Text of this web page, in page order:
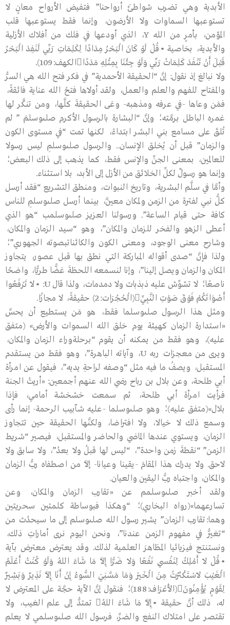
الأبدية وهي تضرب شواطئَ أرواحنا” فتفيض الأرواح معانٍ لا
تستوعبها السماوات ولا الأرضون، وإنما فقط يستوعبها قلب
المؤمن، بأمرٍ من الله Y، الذي أودعها في فلك من أفلاك الأزلية
والأبدية، بخاصية •قُلْ لَوْ كَانَ الْبَحْرُ مِدَادًا لِكَلِمَاتِ رَبِّي لَنَفِدَ الْبَحْرُ
قَبْلَ أَنْ تَنْفَدَ كَلِمَاتُ رَبِّي وَلَوْ جِئْنَا بِمِثْلِهِ مَدَدًاالكهف:109).
ولا نبالغ إذ نقول: إنَّ “الحقيقة الأحمدية” في فكر فتح الله هي السرُّ
والمفتاح للفهم والعلم والعمل، ولقد أولاها فتحُ الله عناية فائقةً،
فمَن وعاها -في عرفه ومذهبه- وعَى الحقيقةَ كلَّها، ومن تنكَّر لها
غمره الباطل برمَّته؛ وإنَّ “البشارة بالرسول الأكرم صلىوسلمَ ” لم
تُلقَ على مسامع بني البشر ابتداءً، لكنها تمت “في مستوى الكون
والزمان” قبل أن يُخلق الإنسان.. والرسول صلىوسلمِ ليس رسولا
للعالمين، بمعنى الجنِّ والإنس فقط، كما يذهب إلى ذلك البعض؛
وإنما هو رسولٌ لكلِّ الخلائق من الأزل إلى الأبد، بلا استثناء.
وأمَّا في سلَّم البشرية، وتاريخ النبوات، ومنطق التشريع “فقد أرسل
كلُّ نبي لفترة من الزمن ولمكان معيَّن، بينما أرسل صلىوسلمِ للناس
كافة حتى قيام الساعة”. ورسولنا العزيز صلىوسلمب “هو الذي
أعطى الزهو والفخر للزمان والمكان”، وهو “سيد الزمان والمكان،
وشارح معنى الوجود، ومعنى الكون والكائناتبصوته الجهوري”؛
ولذا فإنَّ “صدى أقواله المباركة التي نطق بها قبل عصور، يتجاوز
المكان والزمان ويصل إلينا”، وإنا لنسمعه اللحظةَ غضًّا طريًّا، واضحًا
ناصعًا؛ لا تشوِّش عليه ذبذبات ولا دمدمات، ولذا قال U: •لاَ تَرْفَعُوا
أَصْوَاتَكُمْ فَوْقَ صَوْتِ النَّبِيِّ(الْحُجُرَات:2) حقيقةً، لا مجازًا.
ومثل هذا الرسول صلىوسلما فقط، هو مَن يستطيع أن يحسَّ
«استدارة الزمان كهيئة يوم خلق الله السموات والأرض» (متفق
عليه)، وهو فقط من يمكنه أن يقوم “برحلةوراء الزمان والمكان،
ويرى من معجزات ربه U، وآياته الباهرة”، وهو فقط من يستقدم
المستقبل، ويصفُ ما فيه مثل “وصفه لراحةِ يديه”، فيقول عن امرأة
أبي طلحة، وعن بلال بن رباح رضي الله عنهم أجمعين: «أريتُ الجنة
فرأيت امرأة أبي طلحة، ثم سمعت خشخشة أمامي، فإذا
بلال»(متفق عليه)؛ وهو صلىوسلما -عليه شآبيب الرحمة- إنما رأى
وسمع ذلك لا خيالا، ولا افتراضا، ولكنَّها الحقيقة حين تتجاوز
الزمان، ويستوي عندها الماضي والحاضر والمستقبل، فيصير “شريط
الزمن” “نقطةَ زمن واحدة”، “ليس لها قبلُ ولا بعدُ”، ولا سابق ولا
لاحق. ولا يدرك هذا المقامَ -يقينا وعيانا- إلاَّ من اصطفاه ربُّ الزمان
والمكان، واجتباه ربُّ اليقين والعيان.
ولقد أخبر صلىوسلمم عن «تقارب الزمان والمكان، وعن
تسارعهما»(رواه البخاري)؛ “وهكذا فبوساطة كلمتين سحريتين
وهما:تقارب الزمان” يشير رسول الله صلىوسلم إلى ما سيحدُث من
“تغيُّر في مفهوم الزمن عندنا”، ونحن اليوم نرى أماراتِ ذلك،
ونستنتج فيزيائيا المظاهرَ العلمية لذلك. وقد يعترض معترض بآية
•قُلْ لاَ أَمْلِكُ لِنَفْسِي نَفْعًا وَلاَ ضَرًّا إِلاَّ مَا شَاءَ اللهُ وَلَوْ كُنْتُ أَعْلَمُ
الْغَيْبَ لاَسْتَكْثَرْتُ مِنَ الْخَيْرِ وَمَا مَسَّنِيَ السُّوءُ إِنْ أَنَا إِلاَّ نَذِيرٌ وَبَشِيرٌ
لِقَوْمٍ يُؤْمِنُونَ(الأَعْرَاف:188)؛ فنقول إنَّ الآية حجَّة على المعترض لا
له، ذلك أنَّ حقيقة •إِلاَّ مَا شَاءَ اللهُ تمتدُّ إلى علم الغيب، ولا
تقتصر على امتلاك النفع والضرِّ، فرسول الله صلىوسلمي لا يعلم